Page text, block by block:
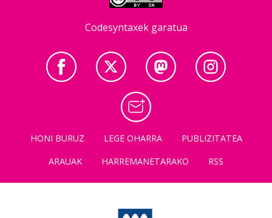
Codesyntaxek garatua
HONI BURUZ LEGE OHARRA
PUBLIZITATEA
ARAUAK
HARREMANETARAKO RSS